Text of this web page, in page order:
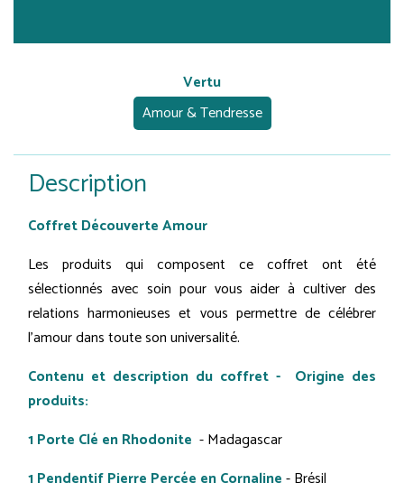
Vertu
Amour & Tendresse
Description
Coffret Découverte Amour
Les produits qui composent ce coffret ont été
sélectionnés avec soin pour vous aider à cultiver des
relations harmonieuses et vous permettre de célébrer
l'amour dans toute son universalité.
Contenu et description du coffret - Origine des
produits:
1 Porte Clé en Rhodonite - Madagascar
1 Pendentif Pierre Percée en Cornaline- Brésil